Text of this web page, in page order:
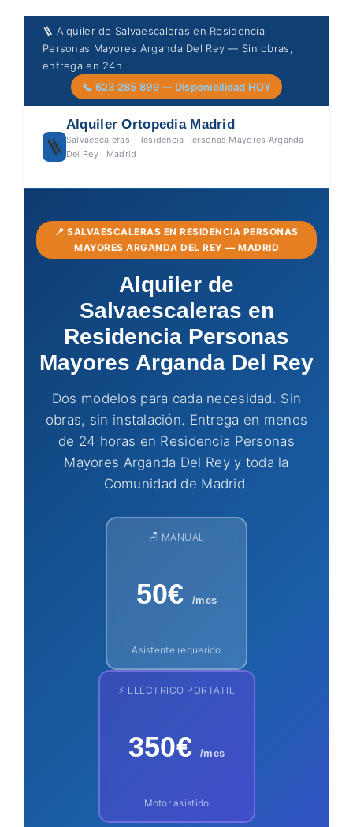
Skip
content
🪜 Alquiler de Salvaescaleras en Residencia
Personas Mayores Arganda Del Rey — Sin obras,
entrega en 24h
📞 623 285 899 — Disponibilidad HOY
🪜
Alquiler Ortopedia Madrid
Salvaescaleras · Residencia Personas Mayores Arganda
Del Rey · Madrid
📍 SALVAESCALERAS EN RESIDENCIA PERSONAS
MAYORES ARGANDA DEL REY — MADRID
Alquiler de
Salvaescaleras en
Residencia Personas
Mayores Arganda Del Rey
Dos modelos para cada necesidad. Sin
obras, sin instalación. Entrega en menos
de 24 horas en Residencia Personas
Mayores Arganda Del Rey y toda la
Comunidad de Madrid.
🪑 MANUAL
50€ /mes
Asistente requerido
⚡ ELÉCTRICO PORTÁTIL
350€/mes
Motor asistido